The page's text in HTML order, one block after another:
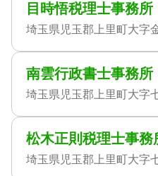
目時悟税理士事務所
埼玉県児玉郡上里町大字
南雲行政書士事務所
埼玉県児玉郡上里町大字
松木正則税理士事務
埼玉県児玉郡上里町大字